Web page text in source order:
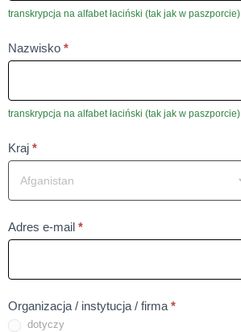
może
puste
transkrypcja na alfabet łaciński (tak jak w paszporcie)
Nazwisko *To
może
transkrypcja na alfabet łaciński (tak jak w paszporcie)
Kraj *Pole
Adres e-mail *To
być
Organizacja / instytucja / firma *Pole
dotyczy